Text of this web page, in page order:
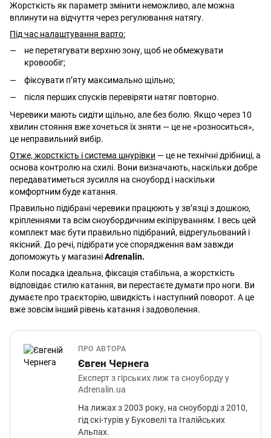
Жорсткість як параметр змінити неможливо, але можна
вплинути на відчуття через регулювання натягу.
Під час налаштування варто:
не перетягувати верхню зону, щоб не обмежувати
кровообіг;
фіксувати п’яту максимально щільно;
після перших спусків перевіряти натяг повторно.
Черевики мають сидіти щільно, але без болю. Якщо через 10
хвилин стояння вже хочеться їх зняти — це не «розноситься»,
це неправильний вибір.
Отже, жорсткість і система шнурівки — це не технічні дрібниці, а
основа контролю на схилі. Вони визначають, наскільки добре
передаватиметься зусилля на сноуборд і наскільки
комфортним буде катання.
Правильно підібрані черевики працюють у зв’язці з дошкою,
кріпленнями та всім сноубордичним екіпіруванням. І весь цей
комплект має бути правильно підібраний, відрегульований і
якісний. До речі, підібрати усе спорядження вам завжди
допоможуть у магазиніAdrenalin.
Коли посадка ідеальна, фіксація стабільна, а жорсткість
відповідає стилю катання, ви перестаєте думати про ноги. Ви
думаєте про траєкторію, швидкість і наступний поворот. А це
вже зовсім інший рівень катання і задоволення.
ПРО АВТОРА
Євген Чернега
Експерт з гірських лиж та сноуборду у
Adrenalin.ua
На лижах з 2003 року, на сноуборді з 2010,
гід скі-турів у Буковелі та Італійських
Альпах.